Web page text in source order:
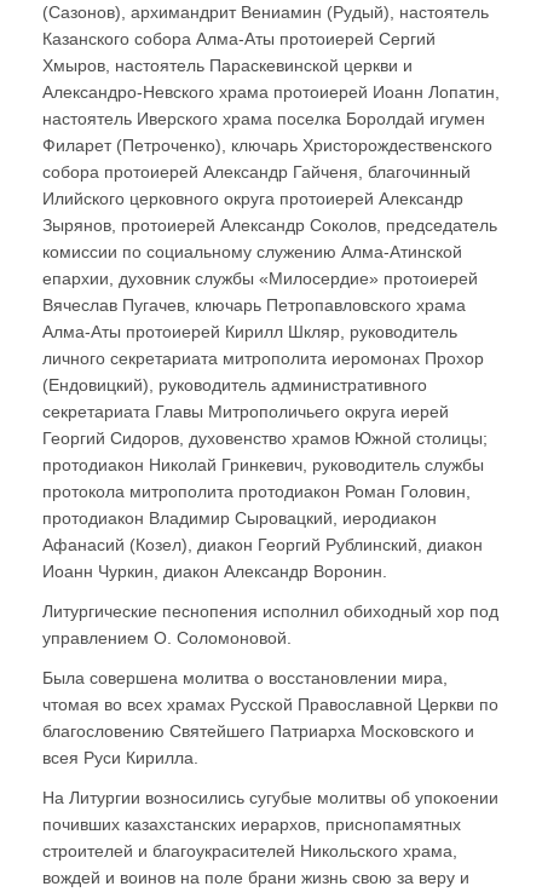
(Сазонов), архимандрит Вениамин (Рудый), настоятель
Казанского собора Алма-Аты протоиерей Сергий
Хмыров, настоятель Параскевинской церкви и
Александро-Невского храма протоиерей Иоанн Лопатин,
настоятель Иверского храма поселка Боролдай игумен
Филарет (Петроченко), ключарь Христорождественского
собора протоиерей Александр Гайченя, благочинный
Илийского церковного округа протоиерей Александр
Зырянов, протоиерей Александр Соколов, председатель
комиссии по социальному служению Алма-Атинской
епархии, духовник службы «Милосердие» протоиерей
Вячеслав Пугачев, ключарь Петропавловского храма
Алма-Аты протоиерей Кирилл Шкляр, руководитель
личного секретариата митрополита иеромонах Прохор
(Ендовицкий), руководитель административного
секретариата Главы Митрополичьего округа иерей
Георгий Сидоров, духовенство храмов Южной столицы;
протодиакон Николай Гринкевич, руководитель службы
протокола митрополита протодиакон Роман Головин,
протодиакон Владимир Сыровацкий, иеродиакон
Афанасий (Козел), диакон Георгий Рублинский, диакон
Иоанн Чуркин, диакон Александр Воронин.
Литургические песнопения исполнил обиходный хор под
управлением О. Соломоновой.
Была совершена молитва о восстановлении мира,
чтомая во всех храмах Русской Православной Церкви по
благословению Святейшего Патриарха Московского и
всея Руси Кирилла.
На Литургии возносились сугубые молитвы об упокоении
почивших казахстанских иерархов, приснопамятных
строителей и благоукрасителей Никольского храма,
вождей и воинов на поле брани жизнь свою за веру и